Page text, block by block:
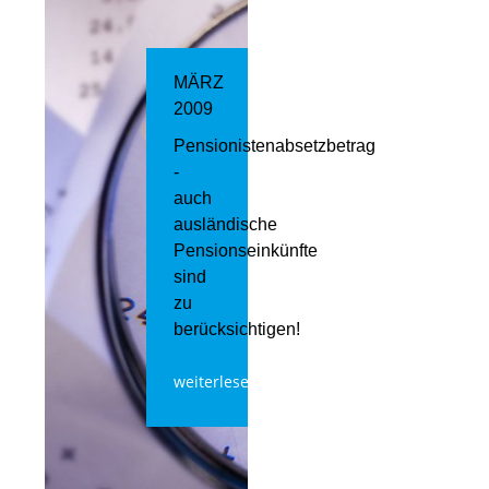
MÄRZ
2009
Pensionistenabsetzbetrag
-
auch
ausländische
Pensionseinkünfte
sind
zu
berücksichtigen!
weiterlesen